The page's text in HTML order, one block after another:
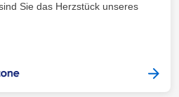
Sie das Herzstück unseres